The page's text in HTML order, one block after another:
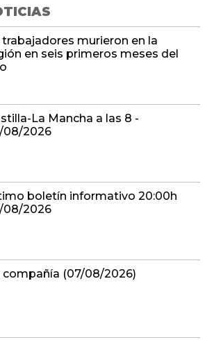
trabajadores murieron en la
en seis primeros meses del
La Mancha a las 8 -
08/2026
boletín informativo 20:00h
08/2026
compañía (07/08/2026)